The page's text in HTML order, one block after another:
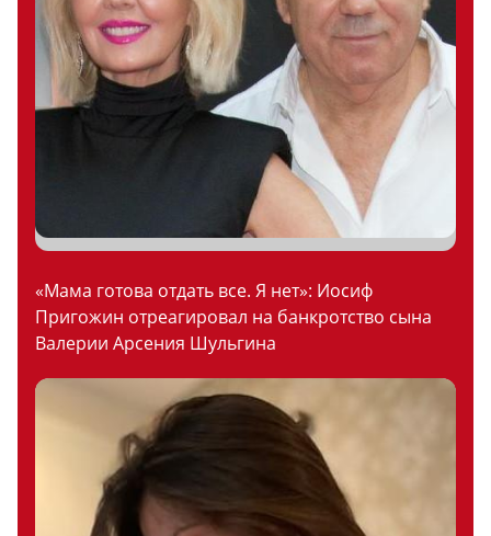
«Мама готова отдать все. Я нет»: Иосиф
Пригожин отреагировал на банкротство сына
Валерии Арсения Шульгина